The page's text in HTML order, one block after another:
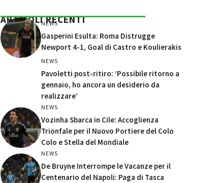
ARTICOLI RECENTI
NEWS
Gasperini Esulta: Roma Distrugge
Newport 4-1, Goal di Castro e Koulierakis
NEWS
Pavoletti post-ritiro: ‘Possibile ritorno a
gennaio, ho ancora un desiderio da
realizzare’
NEWS
Vozinha Sbarca in Cile: Accoglienza
Trionfale per il Nuovo Portiere del Colo
Colo e Stella del Mondiale
NEWS
De Bruyne Interrompe le Vacanze per il
Centenario del Napoli: Paga di Tasca